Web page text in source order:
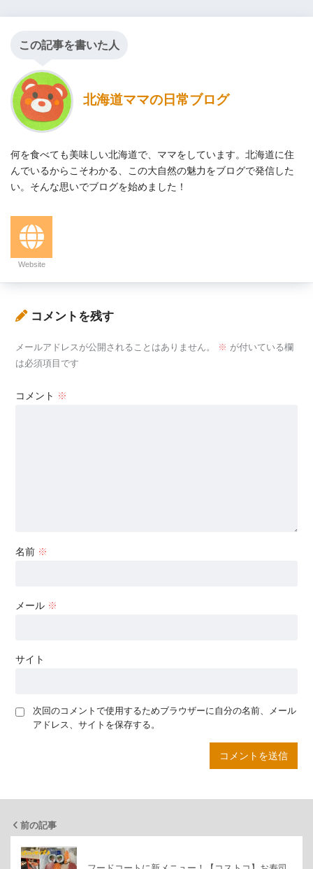
この記事を書いた人
北海道ママの日常ブログ
何を食べても美味しい北海道で、ママをしています。北海道に住
んでいるからこそわかる、この大自然の魅力をブログで発信した
い。そんな思いでブログを始めました！
Website
コメントを残す
メールアドレスが公開されることはありません。 ※ が付いている欄
は必須項目です
コメント ※
名前 ※
メール ※
サイト
次回のコメントで使用するためブラウザーに自分の名前、メール
アドレス、サイトを保存する。
前の記事